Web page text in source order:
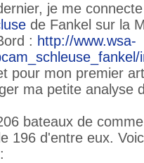
je me
de Fankel sur la
: http://www.wsa-
pour mon premier
ma petite analyse
bateaux de
196 d'entre eux.